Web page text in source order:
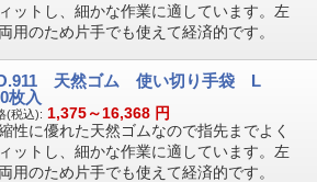
ットし、細かな作業に適しています。左
用のため片手でも使えて経済的です。
天然ゴム 使い切り手袋 L
枚入
(税込): 1,375～16,368 円
性に優れた天然ゴムなので指先までよく
ットし、細かな作業に適しています。左
用のため片手でも使えて経済的です。